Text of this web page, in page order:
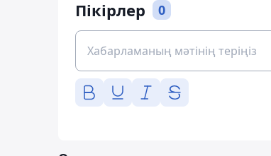
Пікірлер 0